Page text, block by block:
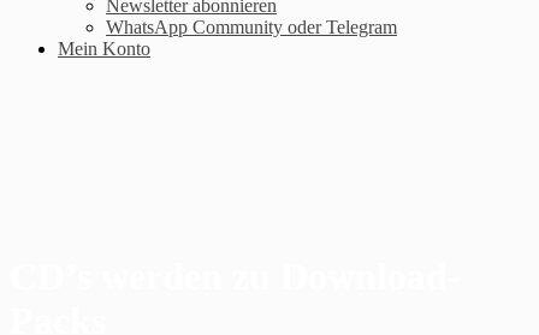
Newsletter abonnieren
WhatsApp Community oder Telegram
Mein Konto